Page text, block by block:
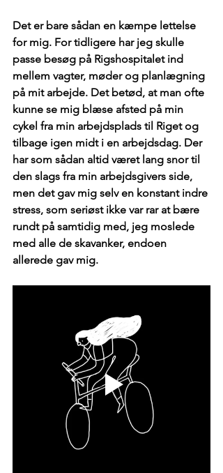
Det er bare sådan en kæmpe lettelse
for mig. For tidligere har jeg skulle
passe besøg på Rigshospitalet ind
mellem vagter, møder og planlægning
på mit arbejde. Det betød, at man ofte
kunne se mig blæse afsted på min
cykel fra min arbejdsplads til Riget og
tilbage igen midt i en arbejdsdag. Der
har som sådan altid været lang snor til
den slags fra min arbejdsgivers side,
men det gav mig selv en konstant indre
stress, som seriøst ikke var rar at bære
rundt på samtidig med, jeg moslede
med alle de skavanker, endoen
allerede gav mig.